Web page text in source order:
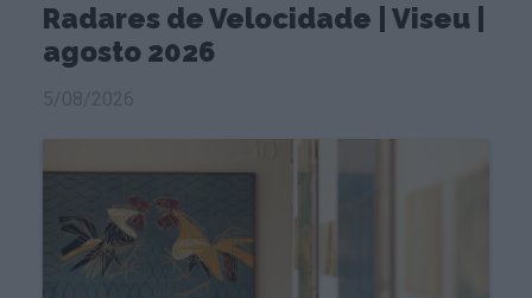
Radares de Velocidade | Viseu |
agosto 2026